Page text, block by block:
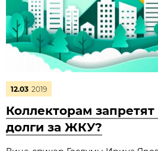
12.03 2019
Коллекторам
долги за ЖКУ?